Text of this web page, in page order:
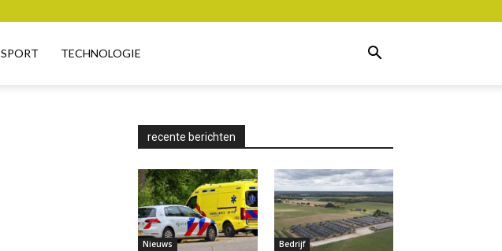
SPORT TECHNOLOGIE
recente berichten
Nieuws Bedrijf